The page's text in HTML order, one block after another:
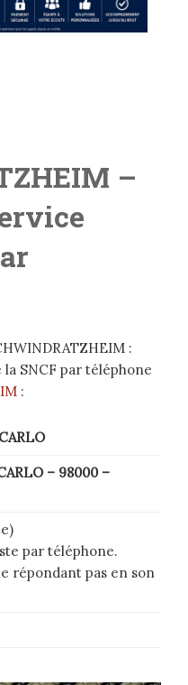
–
:
SNCF par téléphone
:
– 98000 –
par téléphone.
répondant pas en son